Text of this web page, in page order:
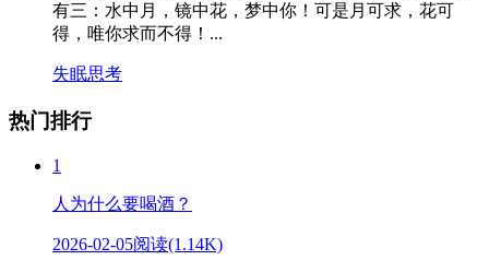
有三：水中月，镜中花，梦中你！可是月可求，花可
得，唯你求而不得！...
失眠思考
热门排行
1
人为什么要喝酒？
2026-02-05阅读(1.14K)